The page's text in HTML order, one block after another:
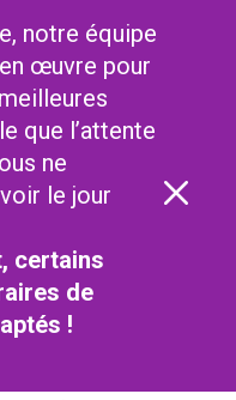
notre équipe
œuvre pour
que l’attente
ne
le jour
certains
de
!